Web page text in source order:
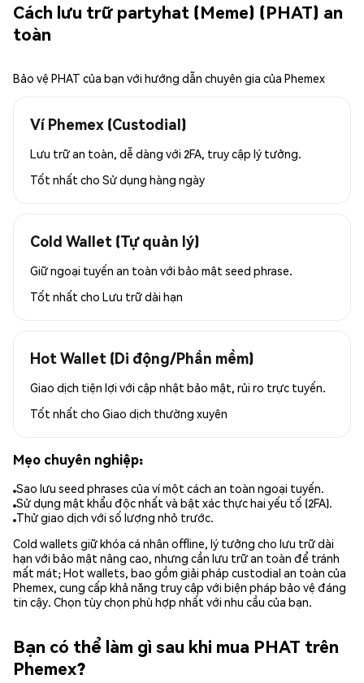
Cách lưu trữ partyhat (Meme) (PHAT) an
toàn
Bảo vệ PHAT của bạn với hướng dẫn chuyên gia của Phemex
Ví Phemex (Custodial)
Lưu trữ an toàn, dễ dàng với 2FA, truy cập lý tưởng.
Tốt nhất cho Sử dụng hàng ngày
Cold Wallet (Tự quản lý)
Giữ ngoại tuyến an toàn với bảo mật seed phrase.
Tốt nhất cho Lưu trữ dài hạn
Hot Wallet (Di động/Phần mềm)
Giao dịch tiện lợi với cập nhật bảo mật, rủi ro trực tuyến.
Tốt nhất cho Giao dịch thường xuyên
Mẹo chuyên nghiệp:
Sao lưu seed phrases của ví một cách an toàn ngoại tuyến.
Sử dụng mật khẩu độc nhất và bật xác thực hai yếu tố (2FA).
Thử giao dịch với số lượng nhỏ trước.
Cold wallets giữ khóa cá nhân offline, lý tưởng cho lưu trữ dài
hạn với bảo mật nâng cao, nhưng cần lưu trữ an toàn để tránh
mất mát; Hot wallets, bao gồm giải pháp custodial an toàn của
Phemex, cung cấp khả năng truy cập với biện pháp bảo vệ đáng
tin cậy. Chọn tùy chọn phù hợp nhất với nhu cầu của bạn.
Bạn có thể làm gì sau khi mua PHAT trên
Phemex?